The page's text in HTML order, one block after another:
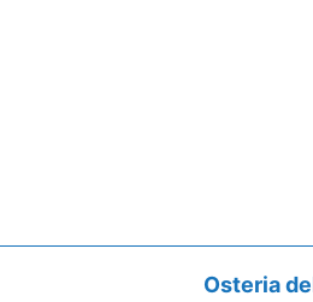
Osteria